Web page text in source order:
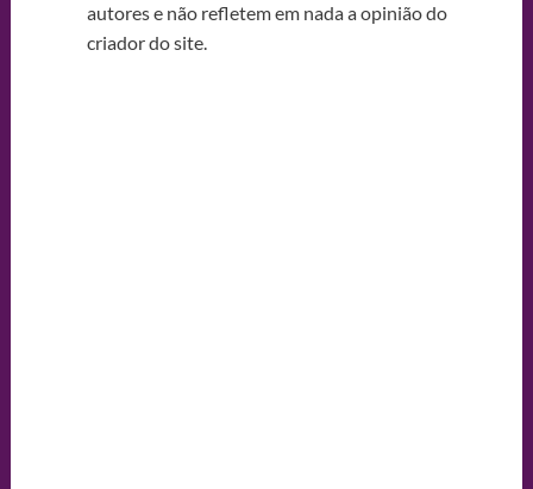
autores e não refletem em nada a opinião do
criador do site.